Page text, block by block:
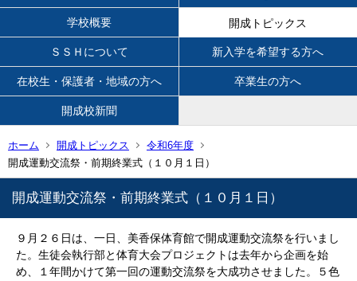
学校概要 開成トピックス
ＳＳＨについて 新入学を希望する方へ
在校生・保護者・地域の方へ 卒業生の方へ
開成校新聞
ホーム 開成トピックス
令和6年度
開成運動交流祭・前期終業式（１０月１日）
開成運動交流祭・前期終業式（１０月１日）
９月２６日は、一日、美香保体育館で開成運動交流祭を行いまし
た。生徒会執行部と体育大会プロジェクトは去年から企画を始
め、１年間かけて第一回の運動交流祭を大成功させました。５色